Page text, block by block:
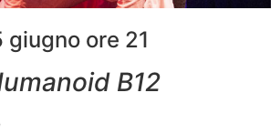
ore 21
B12